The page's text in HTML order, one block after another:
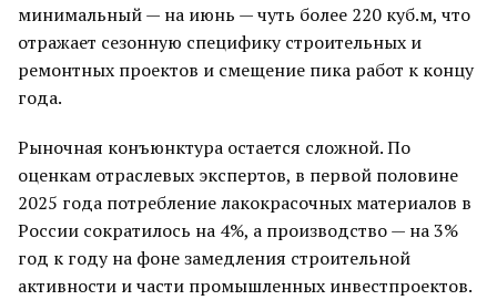
минимальный — на июнь — чуть более 220 куб.м, что
отражает сезонную специфику строительных и
ремонтных проектов и смещение пика работ к концу
года.
Рыночная конъюнктура остается сложной. По
оценкам отраслевых экспертов, в первой половине
2025 года потребление лакокрасочных материалов в
России сократилось на 4%, а производство — на 3%
год к году на фоне замедления строительной
активности и части промышленных инвестпроектов.